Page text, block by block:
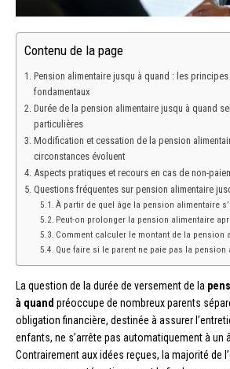
Contenu de la page
Pension alimentaire jusqu à quand : les
fondamentaux
Durée de la pension alimentaire jusqu à quand
particulières
Modification et cessation de la pension
circonstances évoluent
Aspects pratiques et recours en cas de non-
Questions fréquentes sur pension alimentaire
À partir de quel âge la pension alimentaire
Peut-on prolonger la pension alimentaire
Comment calculer le montant de la pension
Que faire si le parent ne paie pas la pension
La question de la durée de versement de la
à quand préoccupe de nombreux parents
obligation financière, destinée à assurer
enfants, ne s’arrête pas automatiquement à un
Contrairement aux idées reçues, la majorité de